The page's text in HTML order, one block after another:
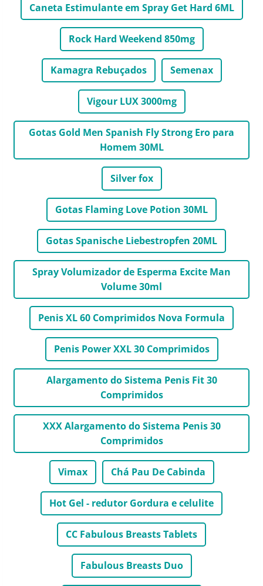
Caneta Estimulante em Spray Get Hard 6ML
Rock Hard Weekend 850mg
Kamagra Rebuçados Semenax
Vigour LUX 3000mg
Gotas Gold Men Spanish Fly Strong Ero para
Homem 30ML
Silver fox
Gotas Flaming Love Potion 30ML
Gotas Spanische Liebestropfen 20ML
Spray Volumizador de Esperma Excite Man
Volume 30ml
Penis XL 60 Comprimidos Nova Formula
Penis Power XXL 30 Comprimidos
Alargamento do Sistema Penis Fit 30
Comprimidos
XXX Alargamento do Sistema Penis 30
Comprimidos
Vimax Chá Pau De Cabinda
Hot Gel - redutor Gordura e celulite
CC Fabulous Breasts Tablets
Fabulous Breasts Duo